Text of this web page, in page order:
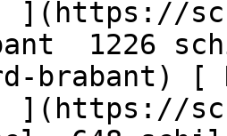
](https://
1226
brabant) [
](https://